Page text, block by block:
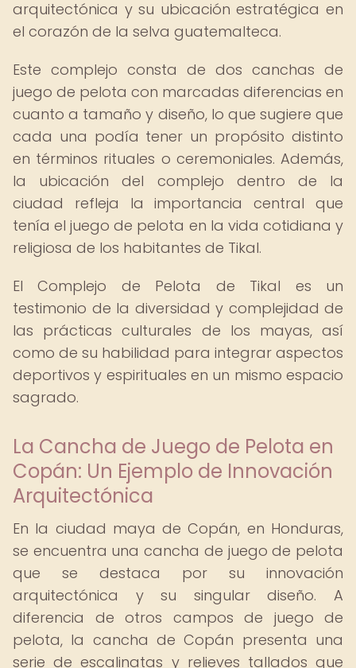
arquitectónica y su ubicación estratégica en
el corazón de la selva guatemalteca.
Este complejo consta de dos canchas de
juego de pelota con marcadas diferencias en
cuanto a tamaño y diseño, lo que sugiere que
cada una podía tener un propósito distinto
en términos rituales o ceremoniales. Además,
la ubicación del complejo dentro de la
ciudad refleja la importancia central que
tenía el juego de pelota en la vida cotidiana y
religiosa de los habitantes de Tikal.
El Complejo de Pelota de Tikal es un
testimonio de la diversidad y complejidad de
las prácticas culturales de los mayas, así
como de su habilidad para integrar aspectos
deportivos y espirituales en un mismo espacio
sagrado.
La Cancha de Juego de Pelota en
Copán: Un Ejemplo de Innovación
Arquitectónica
En la ciudad maya de Copán, en Honduras,
se encuentra una cancha de juego de pelota
que se destaca por su innovación
arquitectónica y su singular diseño. A
diferencia de otros campos de juego de
pelota, la cancha de Copán presenta una
serie de escalinatas y relieves tallados que